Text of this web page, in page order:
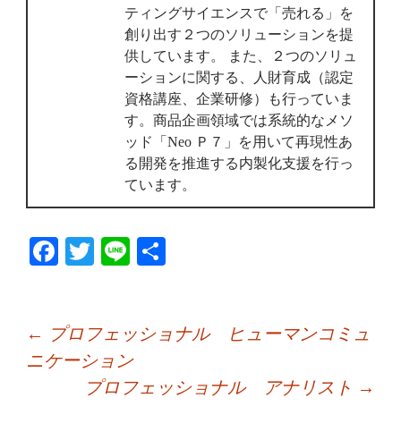
ティングサイエンスで「売れる」を
創り出す２つのソリューションを提
供しています。 また、２つのソリュ
ーションに関する、人財育成（認定
資格講座、企業研修）も行っていま
す。商品企画領域では系統的なメソ
ッド「Neo Ｐ７」を用いて再現性あ
る開発を推進する内製化支援を行っ
ています。
Fa
ok
T
r
Li
← プロフェッショナル ヒューマンコミュ
ニケーション
プロフェッショナル アナリスト →